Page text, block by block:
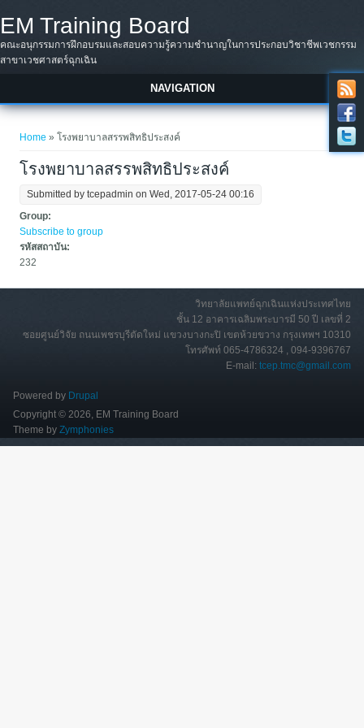
EM Training Board
คณะอนุกรรมการฝึกอบรมและสอบความรู้ความชำนาญในการประกอบวิชาชีพเวชกรรม
สาขาเวชศาสตร์ฉุกเฉิน
NAVIGATION
You are here
Home » โรงพยาบาลสรรพสิทธิประสงค์
โรงพยาบาลสรรพสิทธิประสงค์
Submitted bytcepadmin on Wed, 2017-05-24 00:16
Group:
Subscribe to group
รหัสสถาบัน:
232
วิทยาลัยแพทย์ฉุกเฉินแห่งประเทศไทย
ชั้น 12 อาคารเฉลิมพระบารมี 50 ปี เลขที่ 2
ซอยศูนย์วิจัย ถนนเพชรบุรีตัดใหม่ แขวงบางกะปิ เขตห้วยขวาง กรุงเทพฯ 10310
โทรศัพท์ 065-4786324 , 094-9396767
E-mail:tcep.tmc@gmail.com
Powered by Drupal
Copyright © 2026, EM Training Board
Theme by Zymphonies